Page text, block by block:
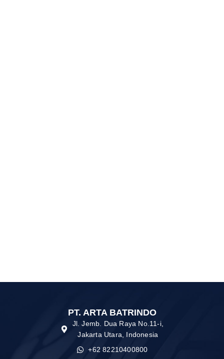
PT. ARTA BATRINDO
Jl. Jemb. Dua Raya No.11-i,
Jakarta Utara, Indonesia
+62 82210400800